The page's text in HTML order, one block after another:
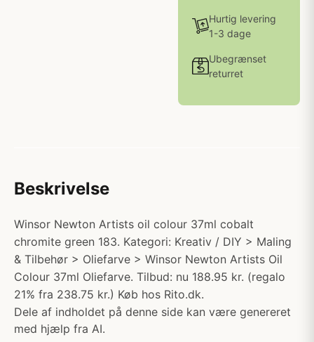
Hurtig levering
1-3 dage
Ubegrænset
returret
Beskrivelse
Winsor Newton Artists oil colour 37ml cobalt
chromite green 183. Kategori: Kreativ / DIY > Maling
& Tilbehør > Oliefarve > Winsor Newton Artists Oil
Colour 37ml Oliefarve. Tilbud: nu 188.95 kr. (regalo
21% fra 238.75 kr.) Køb hos Rito.dk.
Dele af indholdet på denne side kan være genereret
med hjælp fra AI.